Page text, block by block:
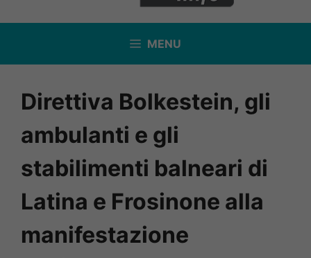
MENU
Direttiva Bolkestein, gli
ambulanti e gli
stabilimenti balneari di
Latina e Frosinone alla
manifestazione